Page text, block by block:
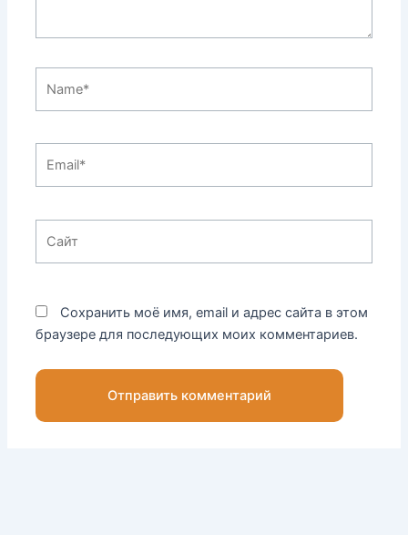
Сохранить моё имя, email и адрес сайта в этом
браузере для последующих моих комментариев.